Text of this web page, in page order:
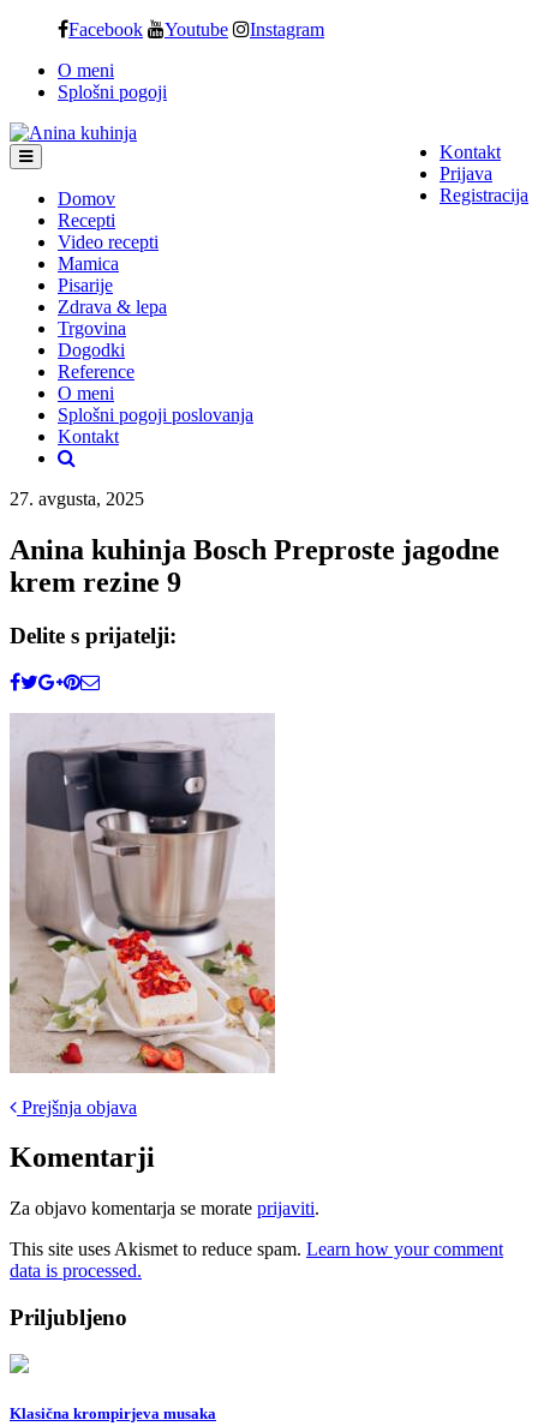
content
Facebook Youtube Instagram
O meni
Splošni pogoji
Kontakt
Prijava
Registracija
Domov
Recepti
Video recepti
Mamica
Pisarije
Zdrava & lepa
Trgovina
Dogodki
Reference
O meni
Splošni pogoji poslovanja
Kontakt
27. avgusta, 2025
Anina kuhinja Bosch Preproste jagodne
krem rezine 9
Delite s prijatelji:
Post
navigation
Prejšnja objava
Komentarji
Za objavo komentarja se morate prijaviti.
This site uses Akismet to reduce spam. Learn how your comment
data is processed.
Priljubljeno
Klasična krompirjeva musaka